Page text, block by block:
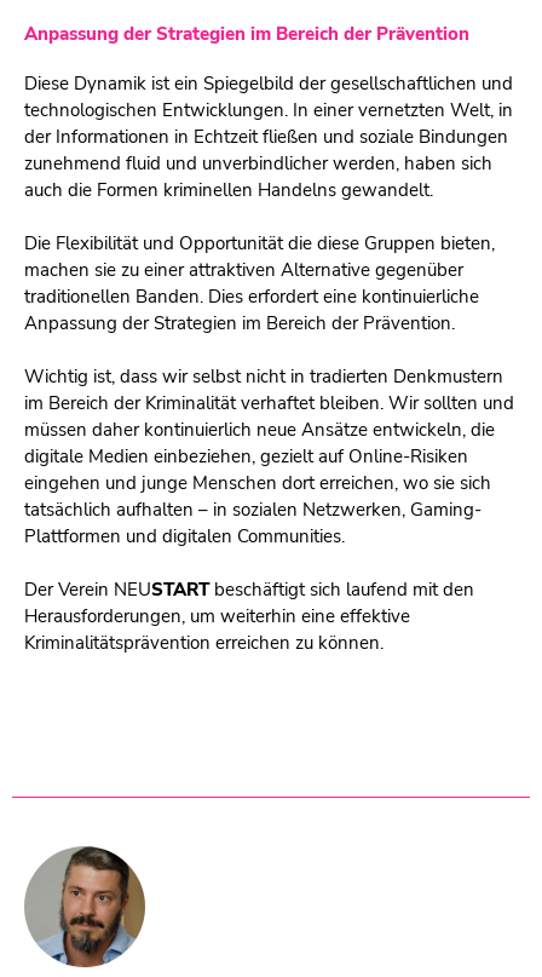
Anpassung der Strategien im Bereich der Prävention
Diese Dynamik ist ein Spiegelbild der gesellschaftlichen und
technologischen Entwicklungen. In einer vernetzten Welt, in
der Informationen in Echtzeit fließen und soziale Bindungen
zunehmend fluid und unverbindlicher werden, haben sich
auch die Formen kriminellen Handelns gewandelt.
Die Flexibilität und Opportunität die diese Gruppen bieten,
machen sie zu einer attraktiven Alternative gegenüber
traditionellen Banden. Dies erfordert eine kontinuierliche
Anpassung der Strategien im Bereich der Prävention.
Wichtig ist, dass wir selbst nicht in tradierten Denkmustern
im Bereich der Kriminalität verhaftet bleiben. Wir sollten und
müssen daher kontinuierlich neue Ansätze entwickeln, die
digitale Medien einbeziehen, gezielt auf Online-Risiken
eingehen und junge Menschen dort erreichen, wo sie sich
tatsächlich aufhalten – in sozialen Netzwerken, Gaming-
Plattformen und digitalen Communities.
Der Verein NEUSTARTbeschäftigt sich laufend mit den
Herausforderungen, um weiterhin eine effektive
Kriminalitätsprävention erreichen zu können.